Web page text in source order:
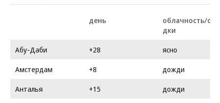
день
облачность/оса
дки
Абу-Даби
+28
ясно
Амстердам
+8
дожди
Анталья
+15
дожди